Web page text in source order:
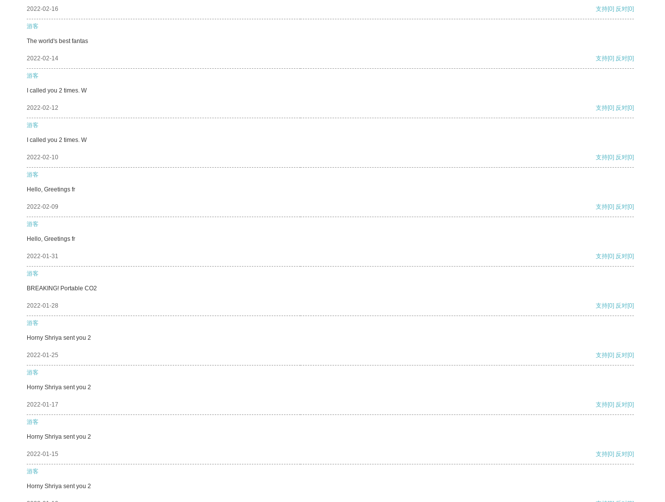
2022-02-16 支持[0] 反对[0]
游客
The world's best fantas
2022-02-14 支持[0] 反对[0]
游客
I called you 2 times. W
2022-02-12 支持[0] 反对[0]
游客
I called you 2 times. W
2022-02-10 支持[0] 反对[0]
游客
Hello, Greetings fr
2022-02-09 支持[0] 反对[0]
游客
Hello, Greetings fr
2022-01-31 支持[0] 反对[0]
游客
BREAKING! Portable CO2
2022-01-28 支持[0] 反对[0]
游客
Horny Shriya sent you 2
2022-01-25 支持[0] 反对[0]
游客
Horny Shriya sent you 2
2022-01-17 支持[0] 反对[0]
游客
Horny Shriya sent you 2
2022-01-15 支持[0] 反对[0]
游客
Horny Shriya sent you 2